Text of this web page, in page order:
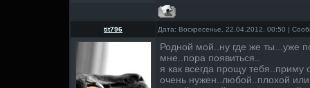
tit796 Дата: Воскресенье, 22.04.2012, 00:50 |
Родной мой..ну где же ты...уже
мне..пора появиться..
я как всегда прощу тебя..приму
очень нужен..любой..плохой